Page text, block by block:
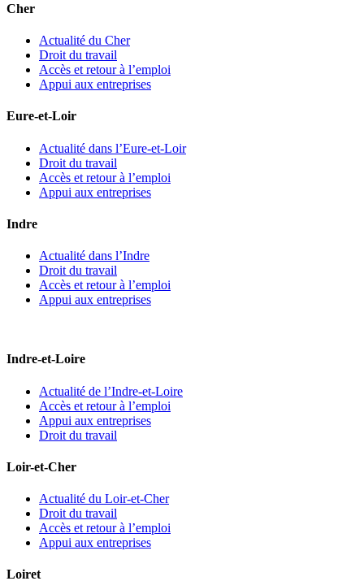
Cher
Actualité du Cher
Droit du travail
Accès et retour à l’emploi
Appui aux entreprises
Eure-et-Loir
Actualité dans l’Eure-et-Loir
Droit du travail
Accès et retour à l’emploi
Appui aux entreprises
Indre
Actualité dans l’Indre
Droit du travail
Accès et retour à l’emploi
Appui aux entreprises
Indre-et-Loire
Actualité de l’Indre-et-Loire
Accès et retour à l’emploi
Appui aux entreprises
Droit du travail
Loir-et-Cher
Actualité du Loir-et-Cher
Droit du travail
Accès et retour à l’emploi
Appui aux entreprises
Loiret